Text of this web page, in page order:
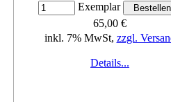
Exemplar
65,00 €
inkl. 7% MwSt, zzgl.
Details...